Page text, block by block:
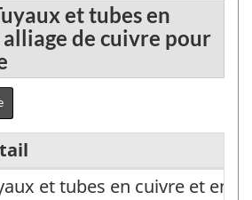
et tubes en
de cuivre pour
et tubes en cuivre et en